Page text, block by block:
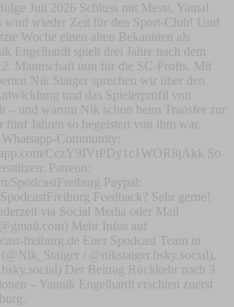
Juli 2026 Schluss mit Messi, Yamal
wird wieder Zeit für den Sport-Club! Und
Woche einen alten Bekannten als
Engelhardt spielt drei Jahre nach dem
2. Mannschaft nun für die SC-Profis. Mit
Nik Staiger sprechen wir über den
und das Spielerprofil von
– und warum Nik schon beim Transfer zur
fünf Jahren so begeistert von ihm war.
Community:
CczY9IVtPDy1c1WOR8jAkk So
Patreon:
SpodcastFreiburg Paypal:
Feedback? Sehr gerne!
via Social Media oder Mail
) Mehr Infos auf
freiburg.de Euer Spodcast Team in
/ @nikstaiger.bsky.social),
Der Beitrag Rückkehr nach 3
– Yannik Engelhardt erschien zuerst